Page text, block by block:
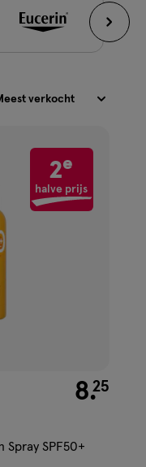
2e
halve prijs
€ 8.25
8.25
SPF50+